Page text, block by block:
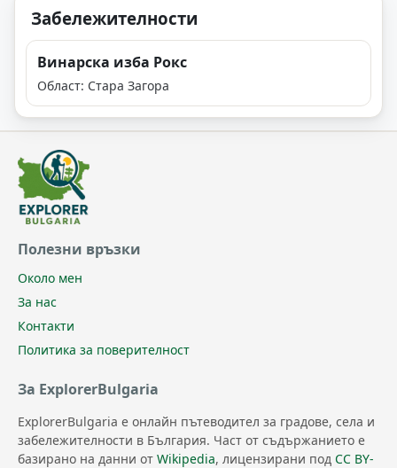
Забележителности
Винарска изба Рокс
Област: Стара Загора
Полезни връзки
Около мен
За нас
Контакти
Политика за поверителност
За ExplorerBulgaria
ExplorerBulgaria е онлайн пътеводител за градове, села и
забележителности в България. Част от съдържанието е
базирано на данни от Wikipedia, лицензирани под CC BY-